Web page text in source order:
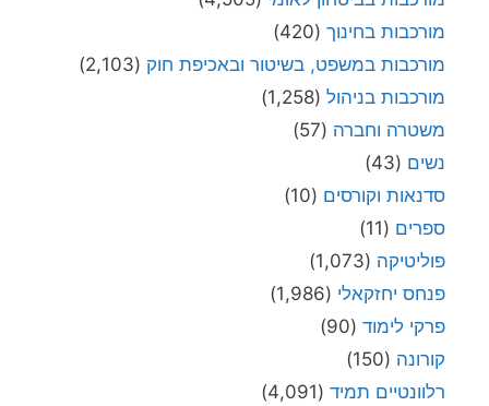
מורכבות בחינוך (420)
מורכבות במשפט, בשיטור ובאכיפת חוק (2,103)
מורכבות בניהול (1,258)
משטרה וחברה (57)
נשים (43)
סדנאות וקורסים (10)
ספרים (11)
פוליטיקה (1,073)
פנחס יחזקאלי (1,986)
פרקי לימוד (90)
קורונה (150)
רלוונטיים תמיד (4,091)